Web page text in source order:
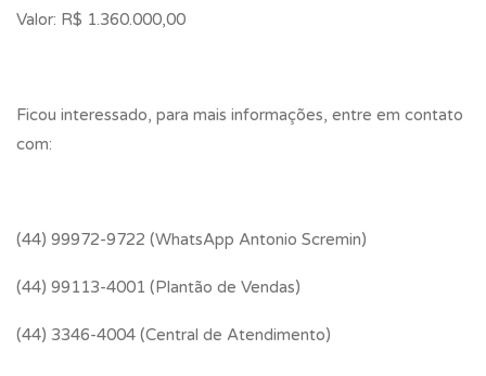
Valor: R$ 1.360.000,00
Ficou interessado, para mais informações, entre em contato
com:
(44) 99972-9722 (WhatsApp Antonio Scremin)
(44) 99113-4001 (Plantão de Vendas)
(44) 3346-4004 (Central de Atendimento)